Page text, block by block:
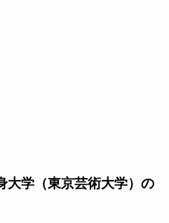
大学（東京芸術大学）の